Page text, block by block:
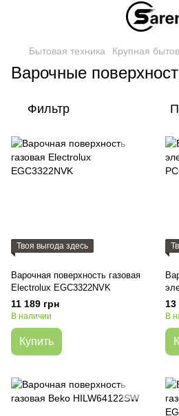
Бытовая техника Крупная
Варочные
Фильтр
Твоя выгода здесь
Варочная поверхность газовая
Electrolux EGC3322NVK
11 189 грн
В наличии
Купить
13
В